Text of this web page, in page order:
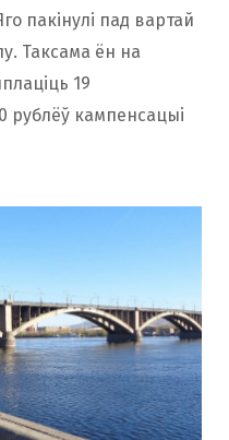
пакінулі пад вартай
Таксама ён на
19
рублёў кампенсацыі